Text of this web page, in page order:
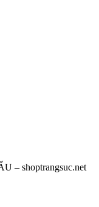
– shoptrangsuc.net